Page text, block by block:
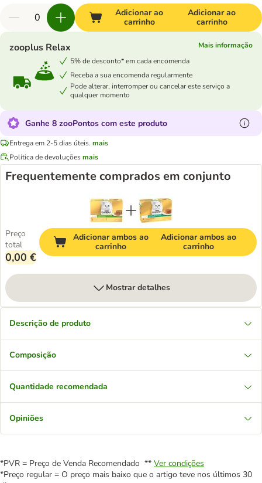
Adicionar ao
carrinho
Adicionar ao
carrinho
zooplus Relax
Mais informação
5% de desconto* em cada encomenda
Receba a sua encomenda regularmente
Pode alterar, interromper ou cancelar este serviço a
qualquer momento
Ganhe 8 zooPontos com este produto
Entrega em 2-5 dias úteis. mais
Política de devoluçõesmais
Frequentemente comprados em conjunto
Preço
total
0,00 €
Adicionar ambos ao
carrinho
Adicionar ambos ao
carrinho
Mostrar detalhes
Descrição de produto
Composição
Quantidade recomendada
Opiniões
*PVR = Preço de Venda Recomendado ** Ver condições
*Preço regular = O preço mais baixo que o artigo teve nos últimos 30